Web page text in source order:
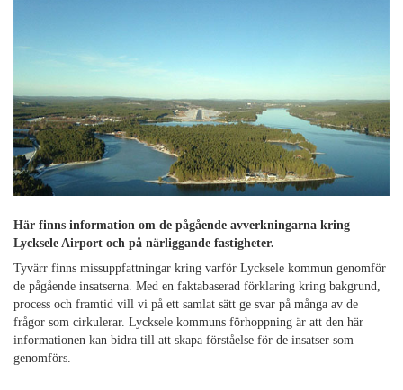
Här finns information om de pågående avverkningarna kring
Lycksele Airport och på närliggande fastigheter.
Tyvärr finns missuppfattningar kring varför Lycksele kommun genomför
de pågående insatserna. Med en faktabaserad förklaring kring bakgrund,
process och framtid vill vi på ett samlat sätt ge svar på många av de
frågor som cirkulerar. Lycksele kommuns förhoppning är att den här
informationen kan bidra till att skapa förståelse för de insatser som
genomförs.